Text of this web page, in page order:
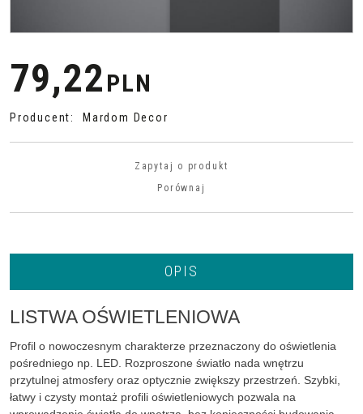
79,22 PLN
Producent: Mardom Decor
Zapytaj o produkt
Porównaj
OPIS
LISTWA OŚWIETLENIOWA
Profil o nowoczesnym charakterze przeznaczony do oświetlenia
pośredniego np. LED. Rozproszone światło nada wnętrzu
przytulnej atmosfery oraz optycznie zwiększy przestrzeń. Szybki,
łatwy i czysty montaż profili oświetleniowych pozwala na